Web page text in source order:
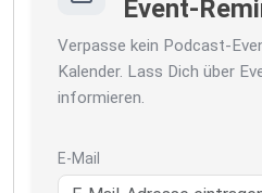
Event-
Verpasse kein Podcast-
Kalender. Lass Dich über
informieren.
E-Mail